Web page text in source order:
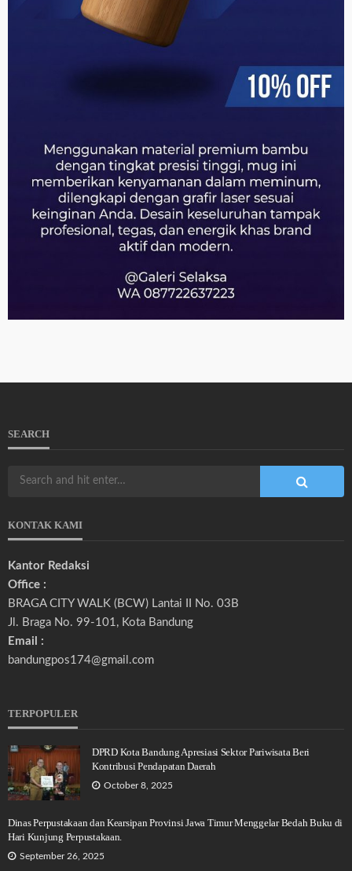
SEARCH
KONTAK KAMI
Kantor Redaksi
Office :
BRAGA CITY WALK (BCW) Lantai II No. 03B
Jl. Braga No. 99-101, Kota Bandung
Email :
bandungpos174@gmail.com
TERPOPULER
DPRD Kota Bandung Apresiasi Sektor Pariwisata Beri
Kontribusi Pendapatan Daerah
October 8, 2025
Dinas Perpustakaan dan Kearsipan Provinsi Jawa Timur Menggelar Bedah Buku di
Hari Kunjung Perpustakaan.
September 26, 2025